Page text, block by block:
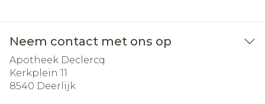
Neem contact met ons op
Apotheek Declercq
Kerkplein 11
8540 Deerlijk